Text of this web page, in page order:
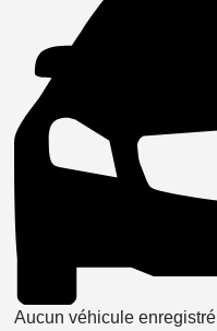
Aucun véhicule enregistré